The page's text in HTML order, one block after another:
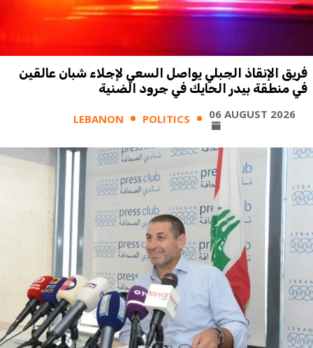
فريق الإنقاذ الجبلي يواصل السعي لإجلاء شبان عالقين
في منطقة بيدر الحايك في جرود الضنية
LEBANON POLITICS 06 AUGUST 2026